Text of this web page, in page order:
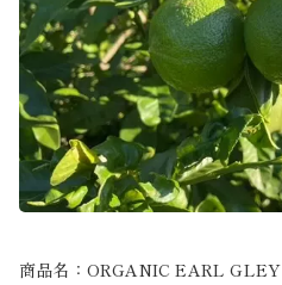
商品名：ORGANIC EARL GLEY